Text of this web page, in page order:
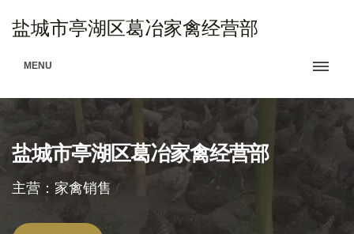
盐城市亭湖区葛冶家禽经营部
MENU
盐城市亭湖区葛冶家禽经营部
主营：家禽销售